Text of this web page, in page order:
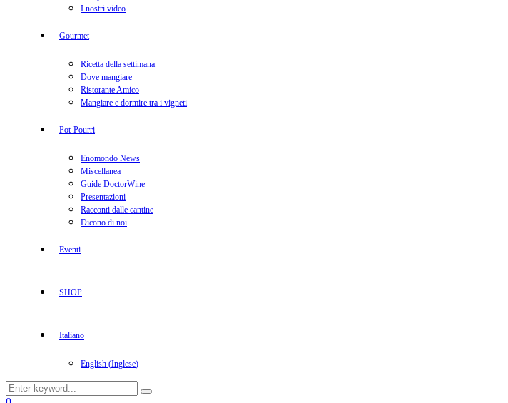
I nostri video
Gourmet
Ricetta della settimana
Dove mangiare
Ristorante Amico
Mangiare e dormire tra i vigneti
Pot-Pourri
Enomondo News
Miscellanea
Guide DoctorWine
Presentazioni
Racconti dalle cantine
Dicono di noi
Eventi
SHOP
Italiano
English (Inglese)
Search
for:
Search